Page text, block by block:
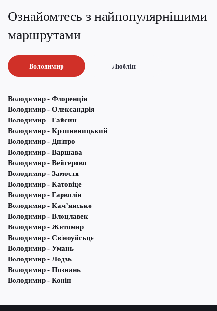
Ознайомтесь з найпопулярнішими
маршрутами
Володимир Люблін
Володимир - Флоренція
Володимир - Олександрія
Володимир - Гайсин
Володимир - Кропивницький
Володимир - Дніпро
Володимир - Варшава
Володимир - Вейгерово
Володимир - Замостя
Володимир - Катовіце
Володимир - Гарволін
Володимир - Кам’янське
Володимир - Влоцлавек
Володимир - Житомир
Володимир - Свіноуйсьце
Володимир - Умань
Володимир - Лодзь
Володимир - Познань
Володимир - Конін